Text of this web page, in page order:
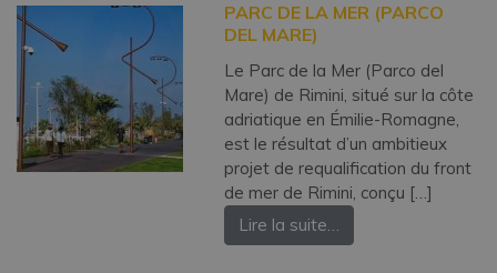
PARC DE LA MER (PARCO
DEL MARE)
Le Parc de la Mer (Parco del
Mare) de Rimini, situé sur la côte
adriatique en Émilie-Romagne,
est le résultat d’un ambitieux
projet de requalification du front
de mer de Rimini, conçu […]
Lire la suite…